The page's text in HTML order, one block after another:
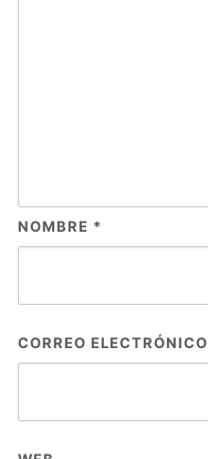
NOMBRE *
CORREO ELECTRÓNICO